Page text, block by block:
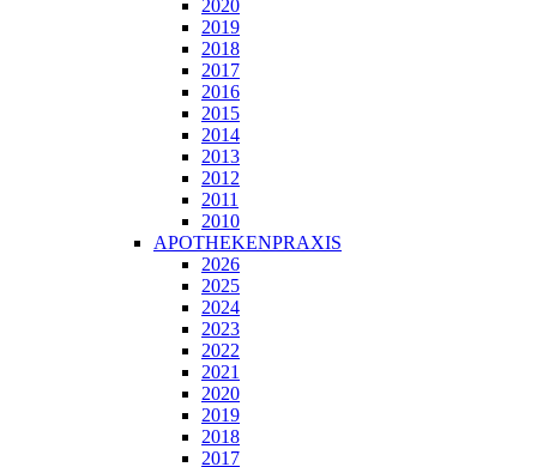
2020
2019
2018
2017
2016
2015
2014
2013
2012
2011
2010
APOTHEKENPRAXIS
2026
2025
2024
2023
2022
2021
2020
2019
2018
2017